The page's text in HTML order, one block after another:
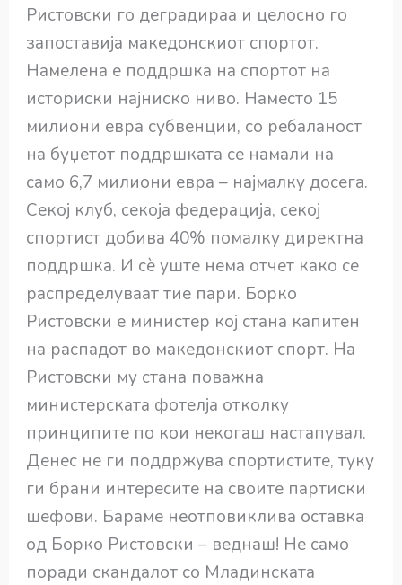
Ристовски го деградираа и целосно го
запоставија македонскиот спортот.
Намелена е поддршка на спортот на
историски најниско ниво. Наместо 15
милиони евра субвенции, со ребаланост
на буџетот поддршката се намали на
само 6,7 милиони евра – најмалку досега.
Секој клуб, секоја федерација, секој
спортист добива 40% помалку директна
поддршка. И сè уште нема отчет како се
распределуваат тие пари. Борко
Ристовски е министер кој стана капитен
на распадот во македонскиот спорт. На
Ристовски му стана поважна
министерската фотелја отколку
принципите по кои некогаш настапувал.
Денес не ги поддржува спортистите, туку
ги брани интересите на своите партиски
шефови. Бараме неотповиклива оставка
од Борко Ристовски – веднаш! Не само
поради скандалот со Младинската